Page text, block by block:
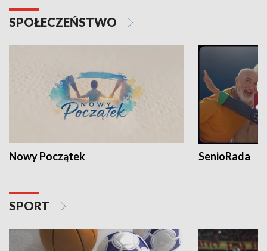
SPOŁECZEŃSTWO
Nowy Początek SenioRada
SPORT